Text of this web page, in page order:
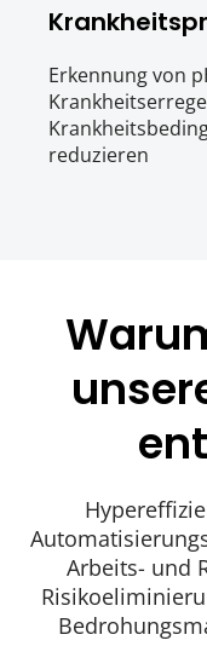
Erkennung von
reduzieren
Arbeits- und